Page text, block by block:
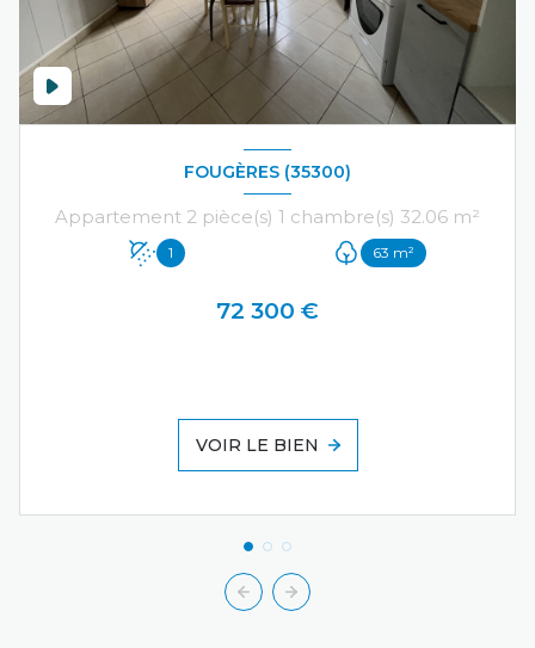
FOUGÈRES (35300)
Appartement 2 pièce(s) 1 chambre(s) 32.06 m²
1 63 m²
72 300 €
VOIR LE BIEN